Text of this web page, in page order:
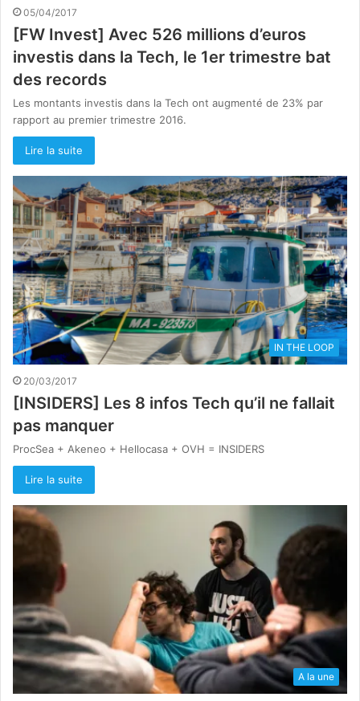
05/04/2017
[FW Invest] Avec 526 millions d’euros
investis dans la Tech, le 1er trimestre bat
des records
Les montants investis dans la Tech ont augmenté de 23% par
rapport au premier trimestre 2016.
Lire la suite
IN THE LOOP
20/03/2017
[INSIDERS] Les 8 infos Tech qu’il ne fallait
pas manquer
ProcSea + Akeneo + Hellocasa + OVH = INSIDERS
Lire la suite
A la une